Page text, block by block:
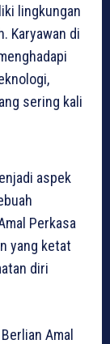
lingkungan
Karyawan di
sering kali
aspek
Perkasa
yang ketat
diri
Amal